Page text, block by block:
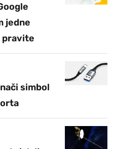
jedne
pravite
simbol